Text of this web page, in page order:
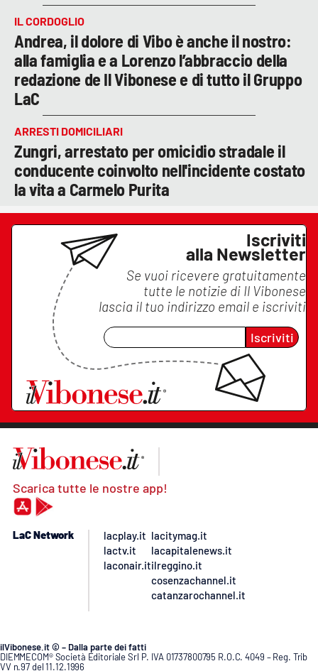
IL CORDOGLIO
Andrea, il dolore di Vibo è anche il nostro:
alla famiglia e a Lorenzo l’abbraccio della
redazione de Il Vibonese e di tutto il Gruppo
LaC
ARRESTI DOMICILIARI
Zungri, arrestato per omicidio stradale il
conducente coinvolto nell'incidente costato
la vita a Carmelo Purita
Iscriviti
alla Newsletter
Se vuoi ricevere gratuitamente
tutte le notizie di Il Vibonese
lascia il tuo indirizzo email e iscriviti
Iscriviti
Scarica tutte le nostre app!
LaC Network
lacplay.it
lactv.it
laconair.it
lacitymag.it
lacapitalenews.it
ilreggino.it
cosenzachannel.it
catanzarochannel.it
ilVibonese.it © – Dalla parte dei fatti
DIEMMECOM® Società Editoriale Srl P. IVA 01737800795 R.O.C. 4049 – Reg. Trib
VV n.97 del 11.12.1996